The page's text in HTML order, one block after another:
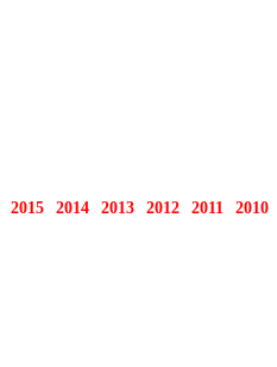
2015 2014 2013 2012 2011 2010